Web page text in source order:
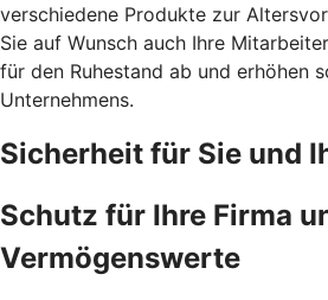
verschiedene Produkte zur
Sie auf Wunsch auch Ihre
für den Ruhestand ab und erhöhen
Unternehmens.
Sicherheit für Sie und
Schutz für Ihre Firma
Vermögenswerte